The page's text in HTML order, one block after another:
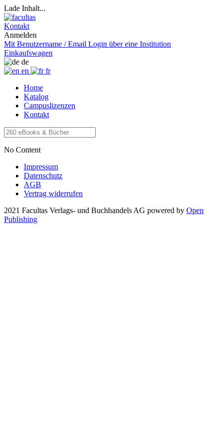
Lade Inhalt...
Kontakt
Anmelden
Mit Benutzername / Email Login über eine Institution
Einkaufswagen
de
en
fr
Home
Katalog
Campuslizenzen
Kontakt
No Content
Impressum
Datenschutz
AGB
Vertrag widerrufen
2021 Facultas Verlags- und Buchhandels AG powered by Open
Publishing